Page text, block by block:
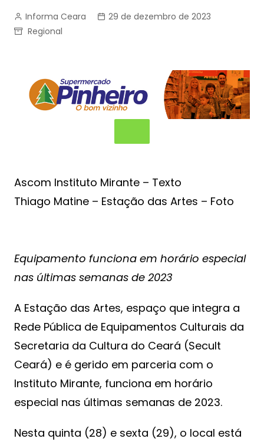
Informa Ceara
29 de dezembro de 2023
Regional
Ascom Instituto Mirante – Texto
Thiago Matine – Estação das Artes – Foto
Equipamento funciona em horário especial
nas últimas semanas de 2023
A Estação das Artes, espaço que integra a
Rede Pública de Equipamentos Culturais da
Secretaria da Cultura do Ceará (Secult
Ceará) e é gerido em parceria com o
Instituto Mirante, funciona em horário
especial nas últimas semanas de 2023.
Nesta quinta (28) e sexta (29), o local está